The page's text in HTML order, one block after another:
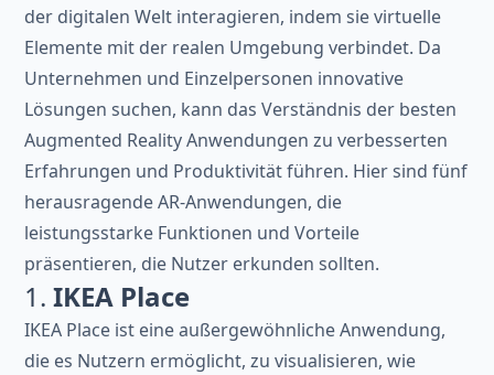
der digitalen Welt interagieren, indem sie virtuelle
Elemente mit der realen Umgebung verbindet. Da
Unternehmen und Einzelpersonen innovative
Lösungen suchen, kann das Verständnis der besten
Augmented Reality Anwendungen zu verbesserten
Erfahrungen und Produktivität führen. Hier sind fünf
herausragende AR-Anwendungen, die
leistungsstarke Funktionen und Vorteile
präsentieren, die Nutzer erkunden sollten.
1.IKEA Place
IKEA Place ist eine außergewöhnliche Anwendung,
die es Nutzern ermöglicht, zu visualisieren, wie